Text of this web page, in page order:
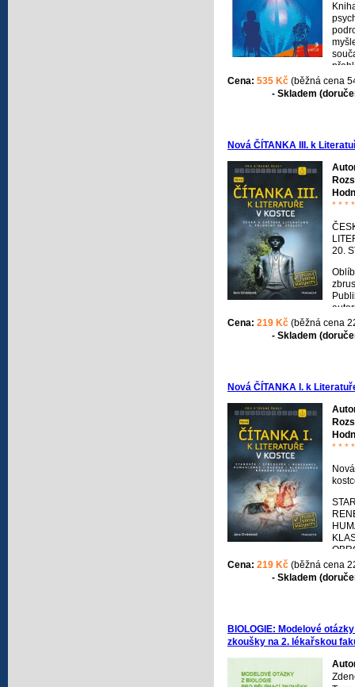
Cena: 535 Kč (běžná cena
- Skladem
Nová ČÍTANKA III. k
* * *
20.
SŠ.
Cena: 219 Kč (běžná cena
- Skladem
Nová ČÍTANKA I. k
* * *
pro
škol,
Cena: 219 Kč (běžná cena
- Skladem
BIOLOGIE: Modelové
zkoušky na 2. lékařskou